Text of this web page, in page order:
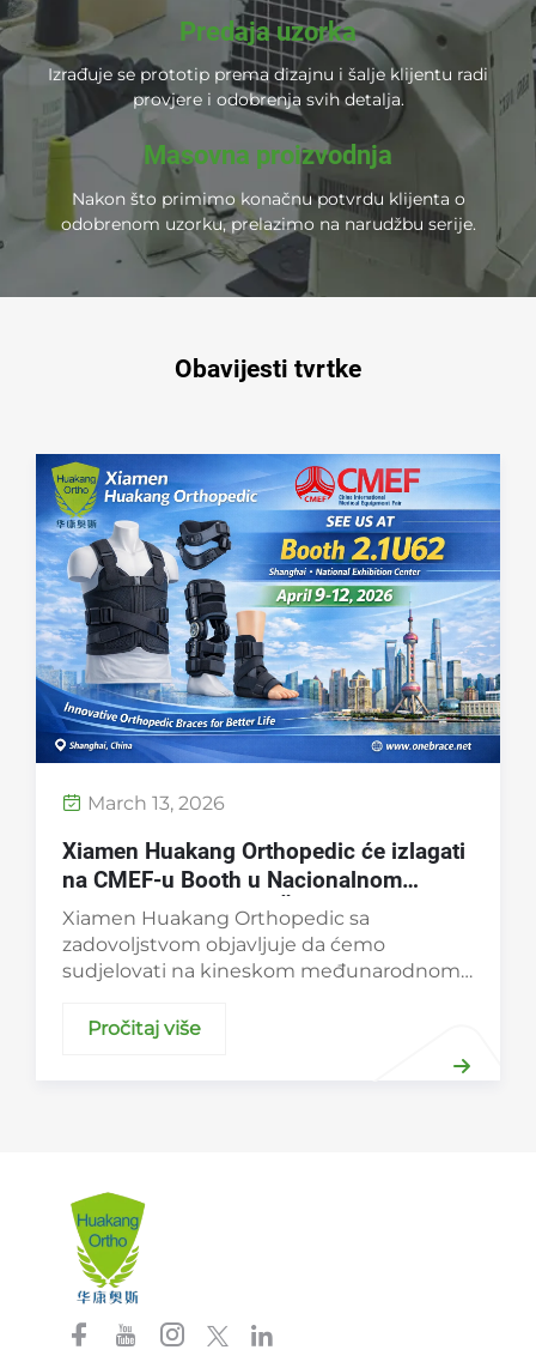
Predaja uzorka
Izrađuje se prototip prema dizajnu i šalje klijentu radi
provjere i odobrenja svih detalja.
Masovna proizvodnja
Nakon što primimo konačnu potvrdu klijenta o
odobrenom uzorku, prelazimo na narudžbu serije.
Obavijesti tvrtke
March 13, 2026
Xiamen Huakang Orthopedic će izlagati
na CMEF-u Booth u Nacionalnom
izložbenom centru u Šangaju,
9.12.2026.
Xiamen Huakang Orthopedic sa
zadovoljstvom objavljuje da ćemo
sudjelovati na kineskom međunarodnom
12. travnja 2026. Posjetite nas na štandu
Pročitaj više